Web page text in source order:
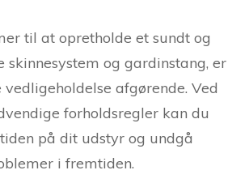
til at opretholde et sundt og
skinnesystem og gardinstang, er
afgørende. Ved
forholdsregler kan du
på dit udstyr og undgå
i fremtiden.